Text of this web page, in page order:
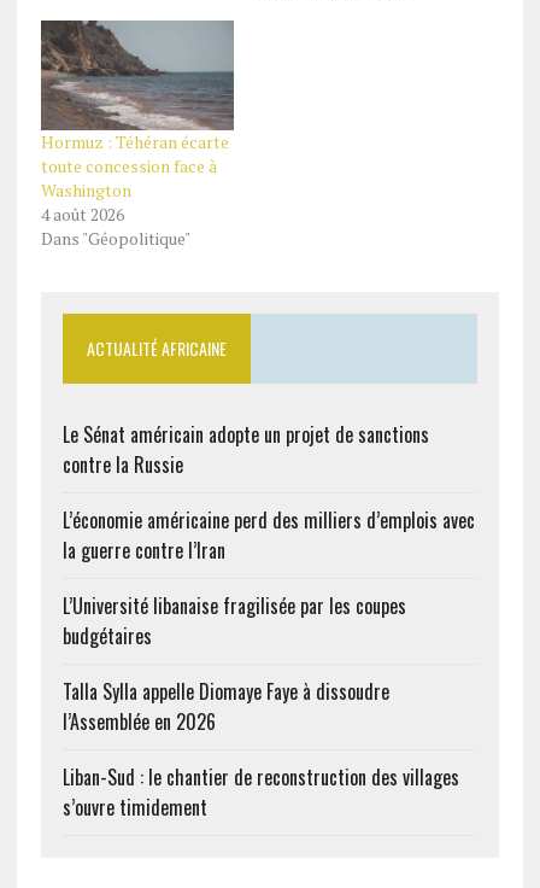
Hormuz : Téhéran écarte
toute concession face à
Washington
4 août 2026
Dans "Géopolitique"
ACTUALITÉ AFRICAINE
Le Sénat américain adopte un projet de sanctions
contre la Russie
L’économie américaine perd des milliers d’emplois avec
la guerre contre l’Iran
L’Université libanaise fragilisée par les coupes
budgétaires
Talla Sylla appelle Diomaye Faye à dissoudre
l’Assemblée en 2026
Liban-Sud : le chantier de reconstruction des villages
s’ouvre timidement